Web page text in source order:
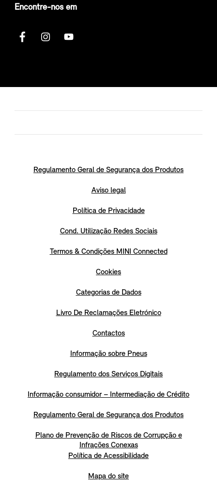
Encontre-nos em
Regulamento Geral de Segurança dos Produtos
Aviso legal
Política de Privacidade
Cond. Utilização Redes Sociais
Termos & Condições MINI Connected
Cookies
Categorias de Dados
Livro De Reclamações Eletrónico
Contactos
Informação sobre Pneus
Regulamento dos Serviços Digitais
Informação consumidor – Intermediação de Crédito
Regulamento Geral de Segurança dos Produtos
Plano de Prevenção de Riscos de Corrupção e
Infrações Conexas
Política de Acessibilidade
Mapa do site